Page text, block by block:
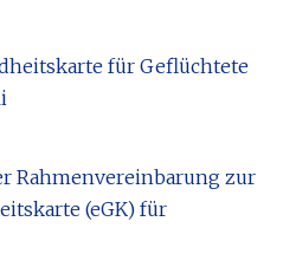
für Geflüchtete
Rahmenvereinbarung zur
(eGK) für